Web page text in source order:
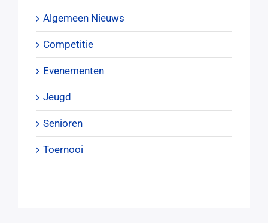
Algemeen Nieuws
Competitie
Evenementen
Jeugd
Senioren
Toernooi